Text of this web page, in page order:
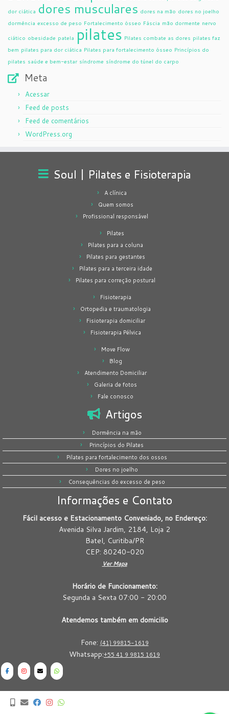
dor ciática dores musculares dores na mão dores no joelho
dormência excesso de peso Fortalecimento ósseo Fáscia mão dormente nervo
ciático obesidade patela pilates Pilates combate as dores pilates faz
bem pilates para dor ciática Pilates para fortalecimento ósseo Princípios do
pilates saúde e bem-estar síndrome síndrome do túnel do carpo
Meta
Acessar
Feed de posts
Feed de comentários
WordPress.org
Soul | Pilates e Fisioterapia
A clínica
Quem somos
Profissional responsável
Pilates
Pilates para a coluna
Pilates para gestantes
Pilates para a terceira idade
Pilates para correção postural
Fisioterapia
Ortopedia e traumatologia
Fisioterapia domiciliar
Fisioterapia Pélvica
Move Flow
Blog
Atendimento Domiciliar
Galeria de fotos
Fale conosco
Artigos
Dormência na mão
Princípios do Pilates
Pilates para fortalecimento dos ossos
Dores no joelho
Consequências do excesso de peso
Informações e Contato
Fácil acesso e Estacionamento Conveniado, no Endereço:
Avenida Silva Jardim, 2184, Loja 2
Batel, Curitiba/PR
CEP: 80240-020
Ver Mapa
Horário de Funcionamento:
Segunda a Sexta 07:00 - 20:00
Atendemos também em domicilio
Fone: (41) 99815-1619
Whatsapp:+55 41 9 9815 1619